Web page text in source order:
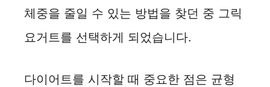
체중을 줄일 수 있는 방법을 찾던 중 그릭
요거트를 선택하게 되었습니다.
다이어트를 시작할 때 중요한 점은 균형